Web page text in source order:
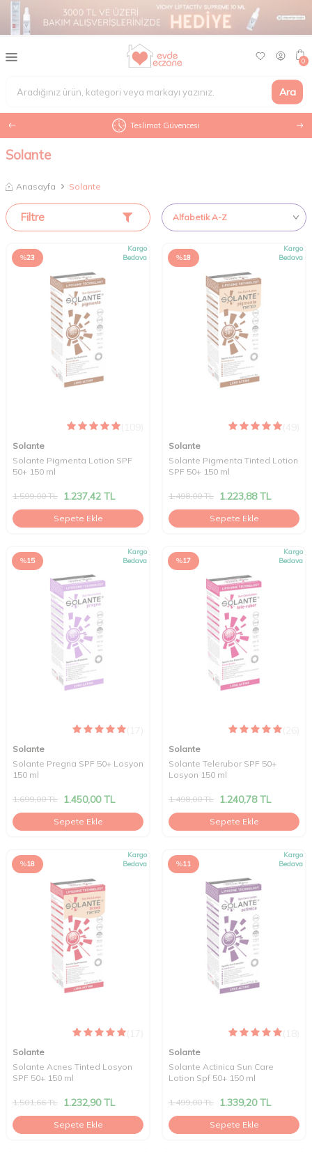
Ara
0
Teslimat Güvencesi
Solante
Anasayfa Solante
Filtre
%23
Kargo
Bedava
Solante
Solante Pigmenta Lotion SPF
50+ 150 ml
1.599,00TL 1.237,42 TL
Sepete Ekle
%18
Kargo
Bedava
Solante
Solante Pigmenta Tinted Lotion
SPF 50+ 150 ml
1.498,00TL 1.223,88TL
Sepete Ekle
%15
Kargo
Bedava
Solante
Solante Pregna SPF 50+ Losyon
150 ml
1.699,00TL 1.450,00TL
Sepete Ekle
%17
Kargo
Bedava
Solante
Solante Telerubor SPF 50+
Losyon 150 ml
1.498,00TL 1.240,78TL
Sepete Ekle
%18
Kargo
Bedava
Solante
Solante Acnes Tinted Losyon
SPF 50+ 150 ml
1.501,66TL 1.232,90TL
Sepete Ekle
%11
Kargo
Bedava
Solante
Solante Actinica Sun Care
Lotion Spf 50+ 150 ml
1.499,00TL 1.339,20TL
Sepete Ekle